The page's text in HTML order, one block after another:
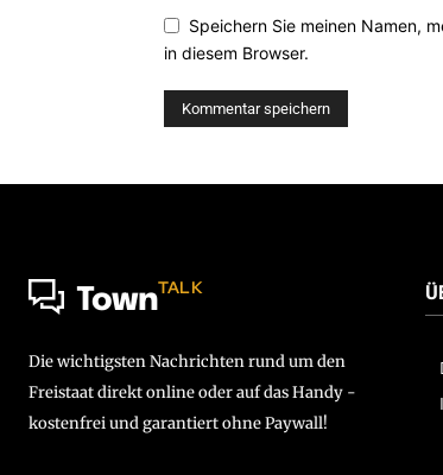
Speichern Sie meinen Namen,
in diesem Browser.
TownTALK
Die wichtigsten Nachrichten rund um den
Freistaat direkt online oder auf das Handy -
kostenfrei und garantiert ohne Paywall!